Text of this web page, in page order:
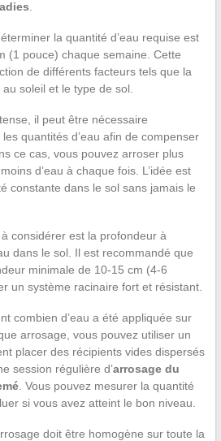
la quantité d’eau requise est
(1 pouce) chaque semaine. Cette
de différents facteurs tels que la
soleil et le type de sol.
il peut être nécessaire
quantités d’eau afin de compenser
ce cas, vous pouvez arroser plus
d’eau à chaque fois. L’idée est
constante dans le sol sans jamais le
considérer est la profondeur à
dans le sol. Il est recommandé que
minimale de 10-15 cm (4-6
un système racinaire fort et résistant.
combien d’eau a été appliquée sur
arrosage, vous pouvez utiliser un
placer des récipients vides dispersés
session régulière d’arrosage du
. Vous pouvez mesurer la quantité
si vous avez atteint le bon niveau.
doit être homogène sur toute la